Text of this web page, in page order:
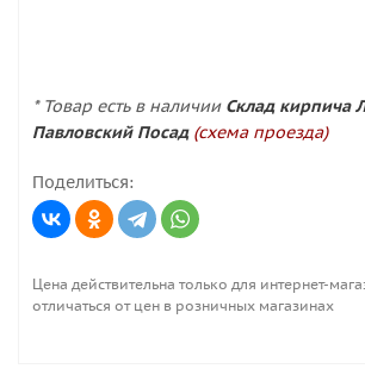
* Товар есть в наличии Склад кирпича
Павловский Посад (схема проезда)
Поделиться:
Цена действительна только для интернет-
отличаться от цен в розничных магазинах